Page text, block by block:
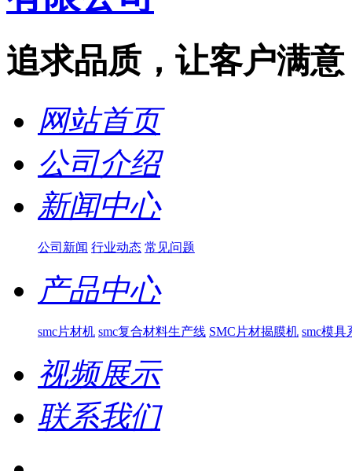
追求品质，让客户满意
网站首页
公司介绍
新闻中心
公司新闻 行业动态 常见问题
产品中心
smc片材机 smc复合材料生产线 SMC片材揭膜机 smc模具
视频展示
联系我们